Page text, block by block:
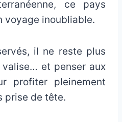
ce pays
voyage inoubliable.
il ne reste plus
valise… et penser aux
profiter pleinement
prise de tête.